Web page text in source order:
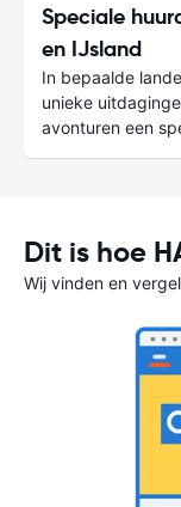
Speciale
en IJsland
In bepaalde
unieke
avonturen een
Dit is hoe
Wij vinden en